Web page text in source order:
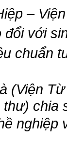
–
đổi với
chuẩn
(Viện
thư) chia
nghiệp